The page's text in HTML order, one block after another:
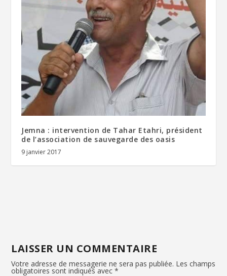
Jemna : intervention de Tahar Etahri, président
de l’association de sauvegarde des oasis
9 janvier 2017
LAISSER UN COMMENTAIRE
Votre adresse de messagerie ne sera pas publiée. Les champs
obligatoires sont indiqués avec*